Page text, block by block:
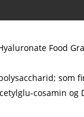
Food
polysaccharid;
cosamin og